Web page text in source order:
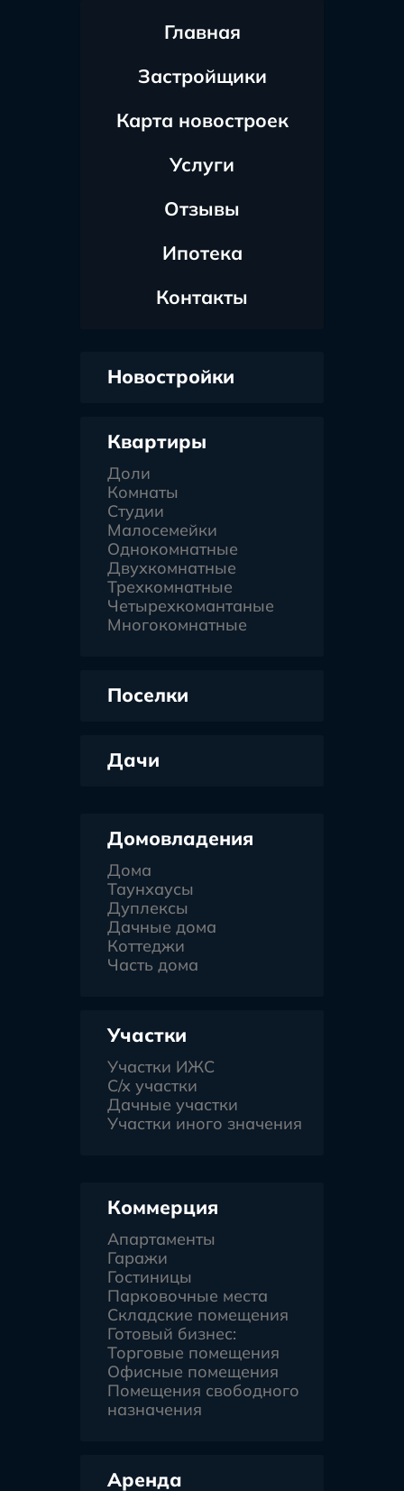
Главная
Застройщики
Карта новостроек
Услуги
Отзывы
Ипотека
Контакты
Новостройки
Квартиры
Доли
Комнаты
Студии
Малосемейки
Однокомнатные
Двухкомнатные
Трехкомнатные
Четырехкомантаные
Многокомнатные
Поселки
Дачи
Домовладения
Дома
Таунхаусы
Дуплексы
Дачные дома
Коттеджи
Часть дома
Участки
Участки ИЖС
С/х участки
Дачные участки
Участки иного значения
Коммерция
Апартаменты
Гаражи
Гостиницы
Парковочные места
Складские помещения
Готовый бизнес:
Торговые помещения
Офисные помещения
Помещения свободного
назначения
Аренда